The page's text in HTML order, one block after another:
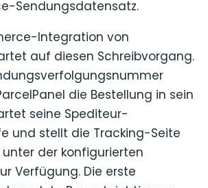
Sendungsdatensatz.
Integration von
auf diesen Schreibvorgang.
die Bestellung in sein
seine Spediteur-
und stellt die Tracking-Seite
der konfigurierten
Verfügung. Die erste